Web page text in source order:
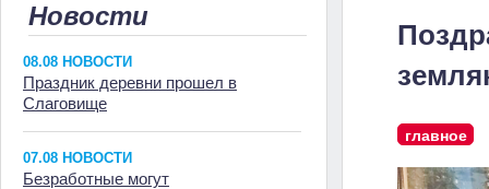
Новости
08.08 НОВОСТИ
Праздник деревни прошел в
Слаговище
07.08 НОВОСТИ
Безработные могут
главное